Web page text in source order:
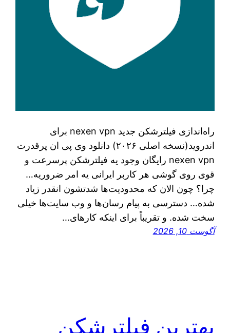
راه‌اندازی فیلترشکن جدید nexen vpn برای
اندروید(نسخه اصلی ۲۰۲۶) دانلود وی پی ان پرقدرت
nexen vpn رایگان وجود یه فیلترشکن پرسرعت و
قوی روی گوشی هر کاربر ایرانی یه امر ضروریه…
چرا؟ چون الان که محدودیت‌ها شدتشون انقدر زیاد
شده… دسترسی به پیام رسان‌ها و وب سایت‌ها خیلی
سخت شده. و تقریباً برای اینکه کارهای…
آگوست 10, 2026
بهترین فیلترشکن